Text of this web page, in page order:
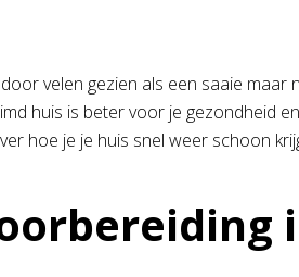
velen gezien als een saaie maar
huis is beter voor je gezondheid
hoe je je huis snel weer schoon